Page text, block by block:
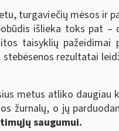
turgaviečių mėsos ir
išlieka toks pat –
taisyklių
rezultatai
metus atliko
žurnalų, o jų
saugumui.